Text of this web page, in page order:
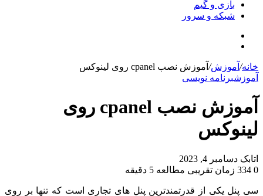
بازی و گیم
شبکه و سرور
خانه/ آموزش/ آموزش نصب cpanel روی لینوکس
آموزشبرنامه نویسی
آموزش نصب cpanel روی
لینوکس
اتابک ارسال
به
دسامبر 4, 2023
0
زمان تقریبی مطالعه 5 دقیقه
سی پنل یکی از قدرتمندترین پنل های تجاری است که تنها بر روی